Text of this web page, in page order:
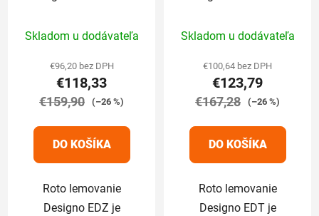
hodnotenie
produktu
je
5,0
5
hviezdičiek.
Skladom u dodávateľa
€96,20 bez DPH
€118,33
€159,90 (–26 %)
DO KOŠÍKA
Roto lemovanie
Designo EDZ je
hodnotenie
produktu
je
5,0
5
hviezdičiek.
Skladom u dodávateľa
€100,64 bez DPH
€123,79
€167,28 (–26 %)
DO KOŠÍKA
Roto lemovanie
Designo EDT je